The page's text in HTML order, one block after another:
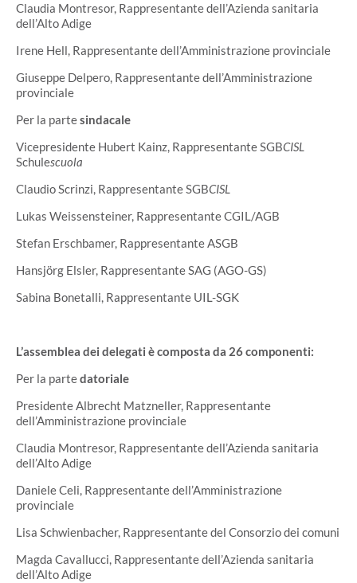
Claudia Montresor, Rappresentante dell’Azienda sanitaria
dell’Alto Adige
Irene Hell, Rappresentante dell’Amministrazione provinciale
Giuseppe Delpero, Rappresentante dell’Amministrazione
provinciale
Per la partesindacale
Vicepresidente Hubert Kainz, Rappresentante SGBCISL
Schulescuola
Claudio Scrinzi, Rappresentante SGBCISL
Lukas Weissensteiner, Rappresentante CGIL/AGB
Stefan Erschbamer, Rappresentante ASGB
Hansjörg Elsler, Rappresentante SAG (AGO-GS)
Sabina Bonetalli, Rappresentante UIL-SGK
L’assemblea dei delegati è composta da 26 componenti:
Per la partedatoriale
Presidente Albrecht Matzneller, Rappresentante
dell’Amministrazione provinciale
Claudia Montresor, Rappresentante dell’Azienda sanitaria
dell’Alto Adige
Daniele Celi, Rappresentante dell’Amministrazione
provinciale
Lisa Schwienbacher, Rappresentante del Consorzio dei comuni
Magda Cavallucci, Rappresentante dell’Azienda sanitaria
dell’Alto Adige